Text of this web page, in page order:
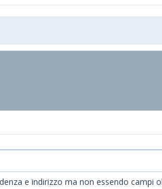
e indirizzo ma non essendo campi